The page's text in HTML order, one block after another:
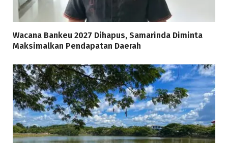
Wacana Bankeu 2027 Dihapus, Samarinda Diminta
Maksimalkan Pendapatan Daerah